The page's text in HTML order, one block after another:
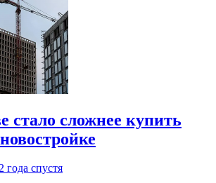
стало сложнее купить
года спустя